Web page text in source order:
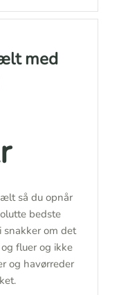
med
så du opnår
bedste
snakker om det
fluer og ikke
og havørreder